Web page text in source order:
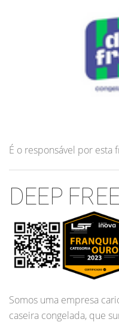
É o responsável por esta
DEEP
Somos uma empresa
caseira congelada, que